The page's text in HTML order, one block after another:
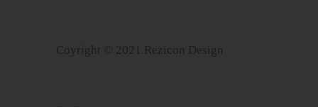
Coyright © 2021 Rezicon Design